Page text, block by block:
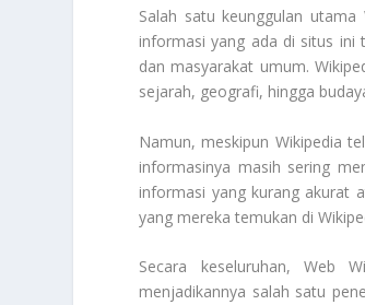
Salah satu keunggulan utama
informasi yang ada di situs ini
dan masyarakat umum.
sejarah, geografi, hingga
Namun, meskipun Wikipedia
informasinya masih sering
informasi yang kurang akurat
yang mereka temukan di
Secara keseluruhan, Web
menjadikannya salah satu